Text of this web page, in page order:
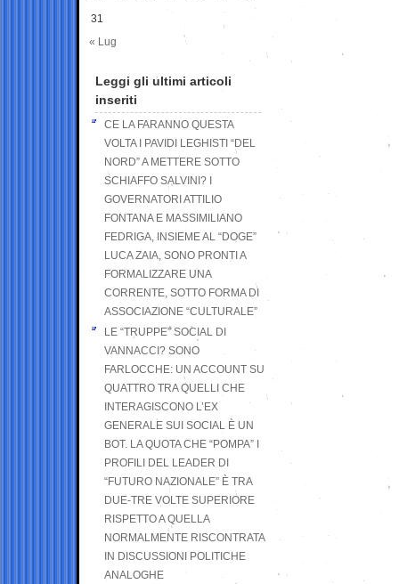
31
« Lug
Leggi gli ultimi articoli
inseriti
CE LA FARANNO QUESTA
VOLTA I PAVIDI LEGHISTI “DEL
NORD” A METTERE SOTTO
SCHIAFFO SALVINI? I
GOVERNATORI ATTILIO
FONTANA E MASSIMILIANO
FEDRIGA, INSIEME AL “DOGE”
LUCA ZAIA, SONO PRONTI A
FORMALIZZARE UNA
CORRENTE, SOTTO FORMA DI
ASSOCIAZIONE “CULTURALE”
LE “TRUPPE” SOCIAL DI
VANNACCI? SONO
FARLOCCHE: UN ACCOUNT SU
QUATTRO TRA QUELLI CHE
INTERAGISCONO L’EX
GENERALE SUI SOCIAL È UN
BOT. LA QUOTA CHE “POMPA” I
PROFILI DEL LEADER DI
“FUTURO NAZIONALE” È TRA
DUE-TRE VOLTE SUPERIORE
RISPETTO A QUELLA
NORMALMENTE RISCONTRATA
IN DISCUSSIONI POLITICHE
ANALOGHE